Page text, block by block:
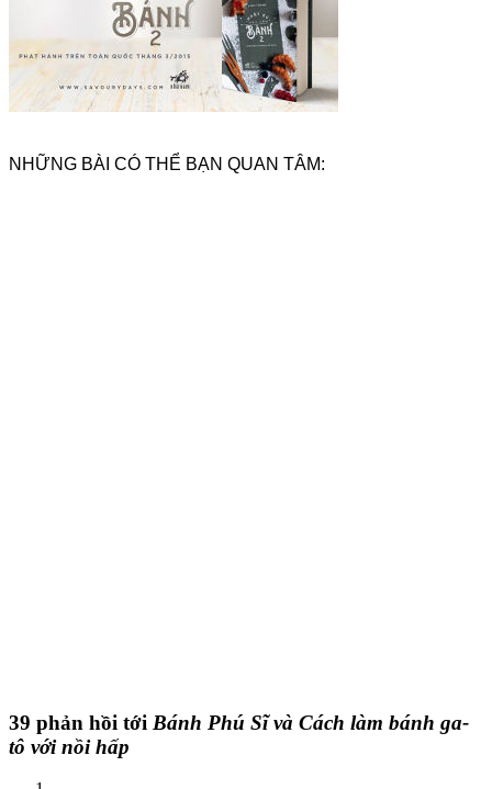
NHỮNG BÀI CÓ THỂ BẠN QUAN TÂM:
39 phản hồi tới Bánh Phú Sĩ và Cách làm bánh ga-
tô với nồi hấp